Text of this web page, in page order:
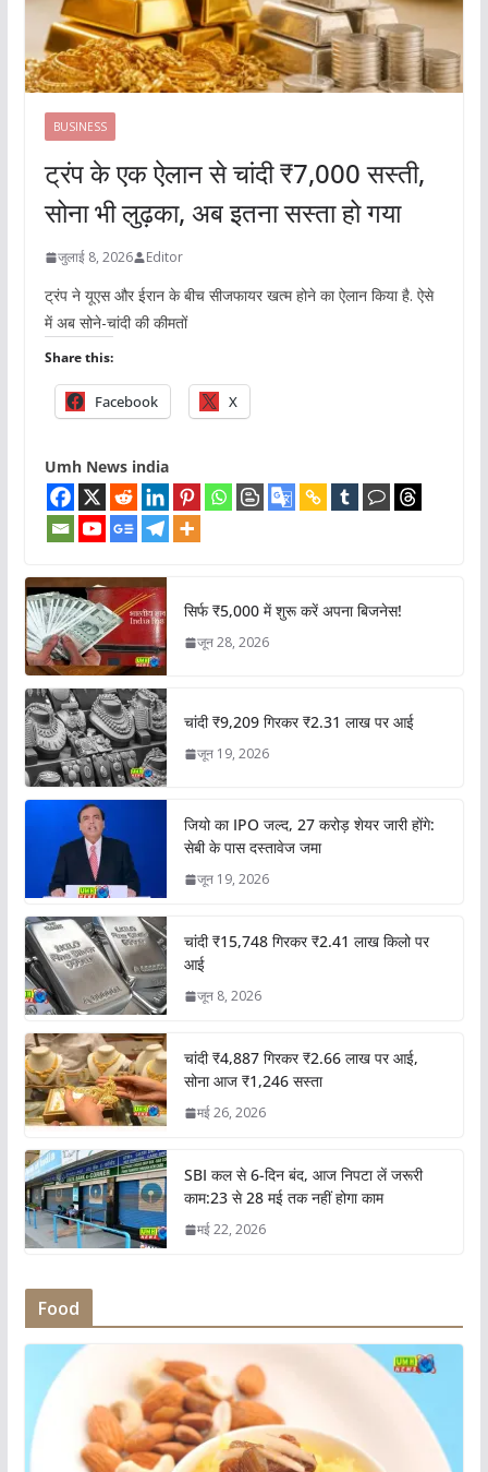
BUSINESS
ट्रंप के एक ऐलान से चांदी ₹7,000 सस्ती,
सोना भी लुढ़का, अब इतना सस्ता हो गया
जुलाई 8, 2026 Editor
ट्रंप ने यूएस और ईरान के बीच सीजफायर खत्म होने का ऐलान किया है. ऐसे
में अब सोने-चांदी की कीमतों
Share this:
Facebook X
Umh News india
सिर्फ ₹5,000 में शुरू करें अपना बिजनेस!
जून 28, 2026
चांदी ₹9,209 गिरकर ₹2.31 लाख पर आई
जून 19, 2026
जियो का IPO जल्द, 27 करोड़ शेयर जारी होंगे:
सेबी के पास दस्तावेज जमा
जून 19, 2026
चांदी ₹15,748 गिरकर ₹2.41 लाख किलो पर
आई
जून 8, 2026
चांदी ₹4,887 गिरकर ₹2.66 लाख पर आई,
सोना आज ₹1,246 सस्ता
मई 26, 2026
SBI कल से 6-दिन बंद, आज निपटा लें जरूरी
काम:23 से 28 मई तक नहीं होगा काम
मई 22, 2026
Food